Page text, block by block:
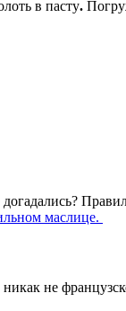
в пасту.
маслице.
не